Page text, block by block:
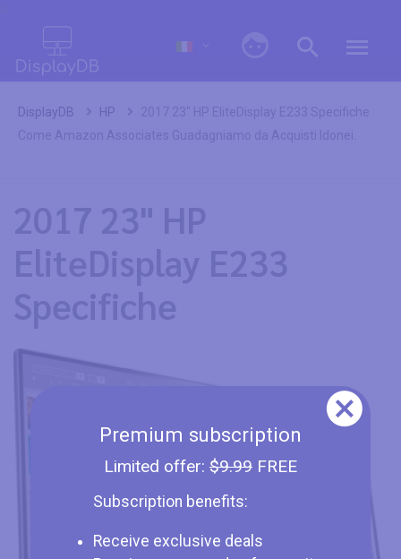
Premium subscription
Limited offer: $9.99FREE
Subscription benefits:
Receive exclusive deals
DisplayDB HP
2017 23" HP EliteDisplay E233 Specifiche
Come Amazon Associates Guadagniamo da Acquisti Idonei.
2017 23" HP
EliteDisplay E233
Specifiche